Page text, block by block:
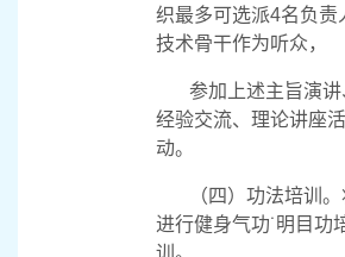
织最多可选派4名负责
技术骨干作为听众，
参加上述主旨演讲
经验交流、理论讲座活
动。
（四）功法培训
进行健身气功˙明目功